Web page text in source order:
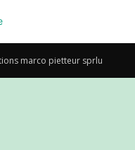
marco pietteur sprlu